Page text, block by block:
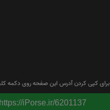
برای کپی کردن آدرس این صفحه روی دکمه
https://iPorse.ir/6201137